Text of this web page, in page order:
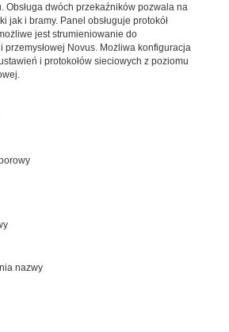
Obsługa dwóch przekaźników pozwala na
jak i bramy. Panel obsługuje protokół
jest strumieniowanie do
przemysłowej Novus. Możliwa konfiguracja
i protokołów sieciowych z poziomu
nazwy